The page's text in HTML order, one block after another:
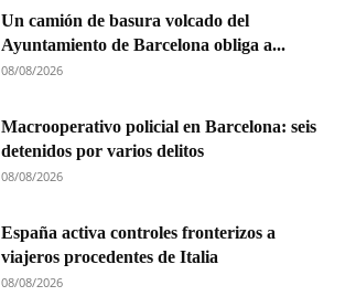
Un camión de basura volcado del
Ayuntamiento de Barcelona obliga a...
08/08/2026
Macrooperativo policial en Barcelona: seis
detenidos por varios delitos
08/08/2026
España activa controles fronterizos a
viajeros procedentes de Italia
08/08/2026